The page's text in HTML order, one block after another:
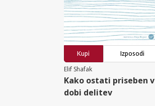
Kupi
Izposodi
Elif Shafak
Kako ostati priseben v
dobi delitev